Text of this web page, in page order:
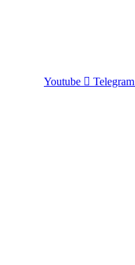
Youtube Telegram